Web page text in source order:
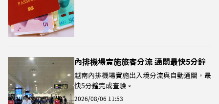
內排機場實施旅客分流 通關最快5分鐘
越南內排機場實施出入境分流與自動通關，最
快5分鐘完成查驗。
2026/08/06 11:53